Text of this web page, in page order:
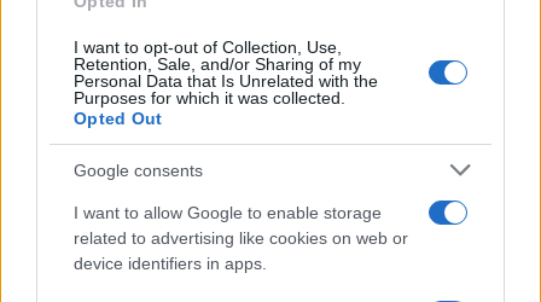
I want to opt-out of Collection, Use,
Retention, Sale, and/or Sharing of my
Personal Data that Is Unrelated with the
Purposes for which it was collected.
Opted Out
Google consents
I want to allow Google to enable storage
related to advertising like cookies on web or
device identifiers in apps.
CHI
SIAMO
PARTNERSHIP E
ACCREDITAMENTI